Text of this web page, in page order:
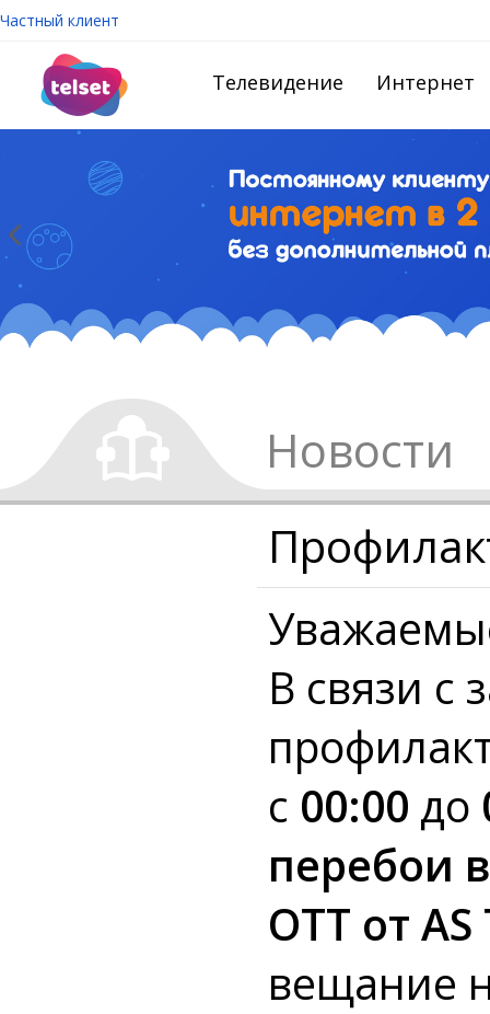
Частный клиент
Телевидение Интернет
Новости
В связи с
с 00:00 до
перебои
OTT от
вещание